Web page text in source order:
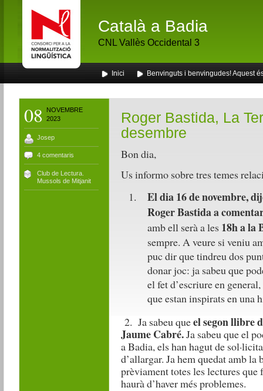
Català a Badia
CNL Vallès Occidental 3
Inici Benvinguts i benvingudes! Aquest
08
NOVEMBRE
2023
Josep
4 comentaris
Club de Lectura.
Mussols de Mitjanit
Roger Bastida, La
desembre
Bon dia,
Us informo sobre tres temes
El dia 16 de novembre,
Roger Bastida a
amb ell serà a les 18h a la
sempre. A veure si veniu
puc dir que tindreu dos
donar joc: ja sabeu que
el fet d’escriure en
que estan inspirats en
2. Ja sabeu queel segon llibre
Jaume Cabré.Ja sabeu que el
a Badia, els han hagut de
d’allargar. Ja hem quedat amb
prèviament totes les lectures que
haurà d’haver més problemes.